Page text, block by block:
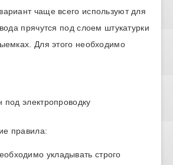
чаще всего используют для
прячутся под слоем штукатурки
Для этого необходимо
под электропроводку
правила:
укладывать строго